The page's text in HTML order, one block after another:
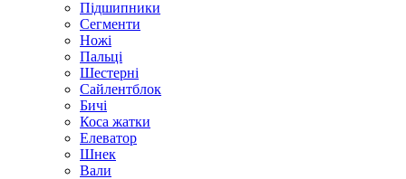
Підшипники
Сегменти
Ножі
Пальці
Шестерні
Сайлентблок
Бичі
Коса жатки
Елеватор
Шнек
Вали